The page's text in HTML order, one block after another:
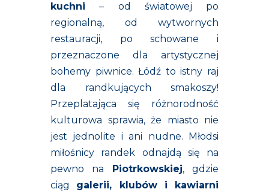
kuchni – od światowej po
regionalną, od wytwornych
restauracji, po schowane i
przeznaczone dla artystycznej
bohemy piwnice. Łódź to istny raj
dla randkujących smakoszy!
Przeplatająca się różnorodność
kulturowa sprawia, że miasto nie
jest jednolite i ani nudne. Młodsi
miłośnicy randek odnajdą się na
pewno na Piotrkowskiej, gdzie
ciąg galerii, klubów i kawiarni